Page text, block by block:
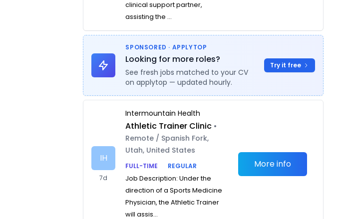
clinical support partner,
assisting the ...
SPONSORED · APPLYTOP
Looking for more roles?
See fresh jobs matched to your CV
on applytop — updated hourly.
Try it free
IH
7d
Intermountain Health
Athletic Trainer Clinic •
Remote / Spanish Fork,
Utah, United States
FULL-TIME
REGULAR
Job Description: Under the
direction of a Sports Medicine
Physician, the Athletic Trainer
will assis...
More info